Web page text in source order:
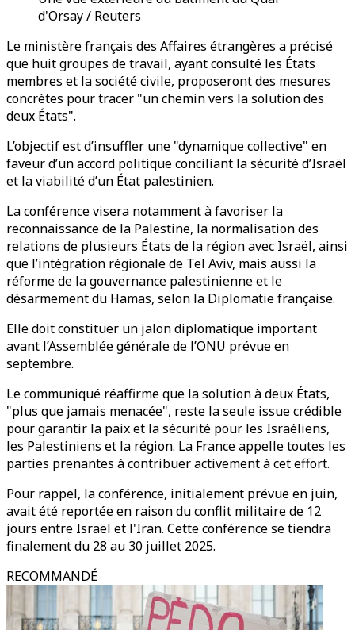
d'Orsay / Reuters
Le ministère français des Affaires étrangères a précisé
que huit groupes de travail, ayant consulté les États
membres et la société civile, proposeront des mesures
concrètes pour tracer "un chemin vers la solution des
deux États".
L’objectif est d’insuffler une "dynamique collective" en
faveur d’un accord politique conciliant la sécurité d’Israël
et la viabilité d’un État palestinien.
La conférence visera notamment à favoriser la
reconnaissance de la Palestine, la normalisation des
relations de plusieurs États de la région avec Israël, ainsi
que l’intégration régionale de Tel Aviv, mais aussi la
réforme de la gouvernance palestinienne et le
désarmement du Hamas, selon la Diplomatie française.
Elle doit constituer un jalon diplomatique important
avant l’Assemblée générale de l’ONU prévue en
septembre.
Le communiqué réaffirme que la solution à deux États,
"plus que jamais menacée", reste la seule issue crédible
pour garantir la paix et la sécurité pour les Israéliens,
les Palestiniens et la région. La France appelle toutes les
parties prenantes à contribuer activement à cet effort.
Pour rappel, la conférence, initialement prévue en juin,
avait été reportée en raison du conflit militaire de 12
jours entre Israël et l'Iran. Cette conférence se tiendra
finalement du 28 au 30 juillet 2025.
RECOMMANDÉ